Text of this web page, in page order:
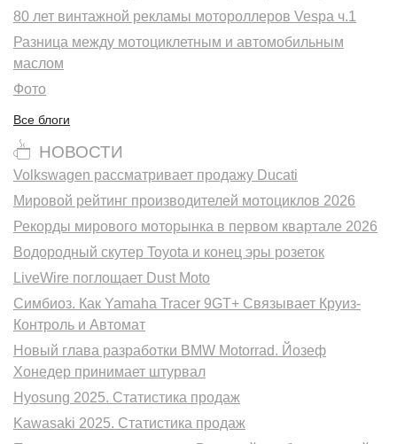
80 лет винтажной рекламы мотороллеров Vespa ч.1
Разница между мотоциклетным и автомобильным
маслом
Фото
Все блоги
НОВОСТИ
Volkswagen рассматривает продажу Ducati
Мировой рейтинг производителей мотоциклов 2026
Рекорды мирового моторынка в первом квартале 2026
Водородный скутер Toyota и конец эры розеток
LiveWire поглощает Dust Moto
Симбиоз. Как Yamaha Tracer 9GT+ Связывает Круиз-
Контроль и Автомат
Новый глава разработки BMW Motorrad. Йозеф
Хонедер принимает штурвал
Hyosung 2025. Статистика продаж
Kawasaki 2025. Статистика продаж